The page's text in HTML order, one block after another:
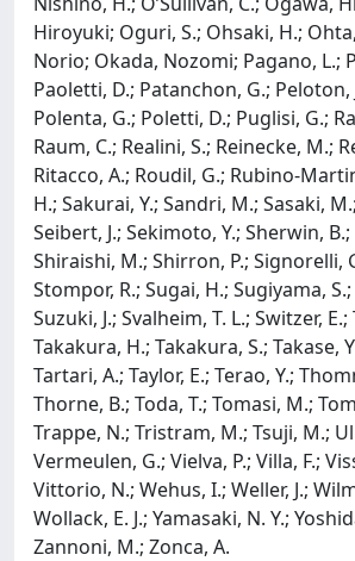
Hiroyuki; Oguri, S.; Ohsaki, H.;
Norio; Okada, Nozomi; Pagano, L.;
Paoletti, D.; Patanchon, G.; Peloton,
Polenta, G.; Poletti, D.; Puglisi, G.;
Raum, C.; Realini, S.; Reinecke, M.;
Ritacco, A.; Roudil, G.; Rubino-
H.; Sakurai, Y.; Sandri, M.; Sasaki,
Seibert, J.; Sekimoto, Y.; Sherwin,
Shiraishi, M.; Shirron, P.; Signorelli,
Stompor, R.; Sugai, H.; Sugiyama,
Suzuki, J.; Svalheim, T. L.; Switzer, E.;
Takakura, H.; Takakura, S.; Takase,
Tartari, A.; Taylor, E.; Terao, Y.;
Thorne, B.; Toda, T.; Tomasi, M.;
Trappe, N.; Tristram, M.; Tsuji, M.;
Vermeulen, G.; Vielva, P.; Villa, F.;
Vittorio, N.; Wehus, I.; Weller, J.;
Wollack, E. J.; Yamasaki, N. Y.;
Zannoni, M.; Zonca, A.